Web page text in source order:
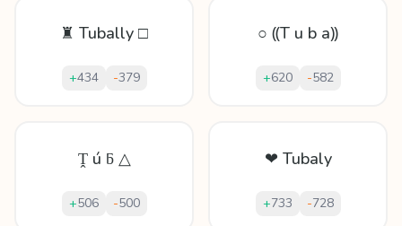
♜ Tubally □
+434 -379
○ ⸨T u b a⸩
+620 -582
Ṱ ú ƃ △
+506 -500
❤ Tubaly
+733 -728